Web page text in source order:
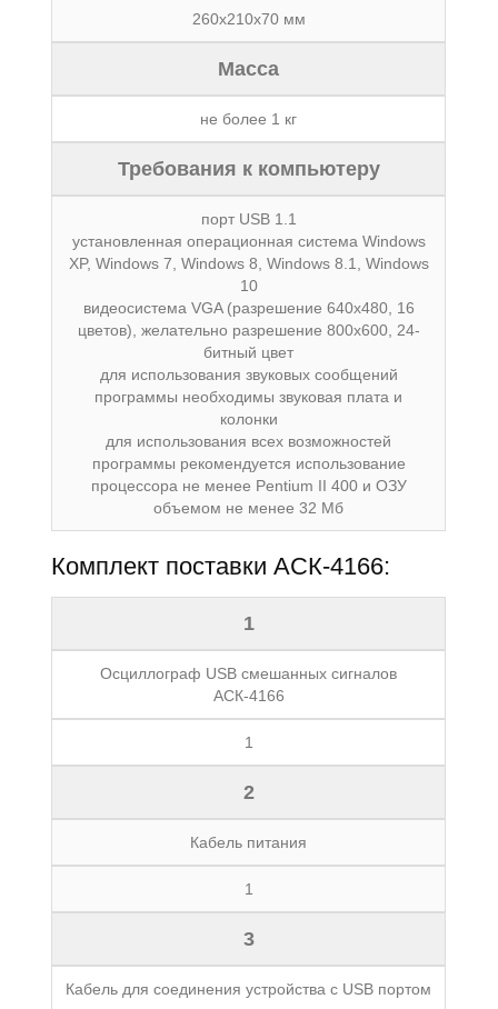
260х210х70 мм
Масса
не более 1 кг
Требования к компьютеру
порт USB 1.1
установленная операционная система Windows
XP, Windows 7, Windows 8, Windows 8.1, Windows
10
видеосистема VGA (разрешение 640х480, 16
цветов), желательно разрешение 800х600, 24-
битный цвет
для использования звуковых сообщений
программы необходимы звуковая плата и
колонки
для использования всех возможностей
программы рекомендуется использование
процессора не менее Pentium II 400 и ОЗУ
объемом не менее 32 Мб
Комплект поставки АСК-4166:
1
Осциллограф USB смешанных сигналов
АСК-4166
1
2
Кабель питания
1
3
Кабель для соединения устройства с USB портом